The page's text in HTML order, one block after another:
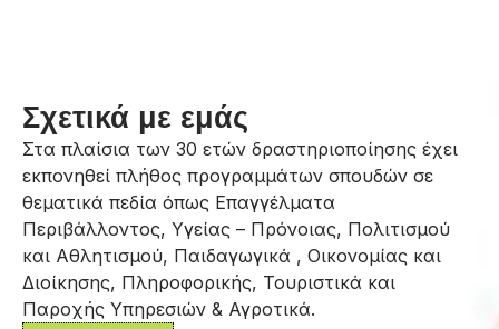
Σχετικά με εμάς
Στα πλαίσια των 30 ετών δραστηριοποίησης έχει
εκπονηθεί πλήθος προγραμμάτων σπουδών σε
θεματικά πεδία όπως Επαγγέλματα
Περιβάλλοντος, Υγείας – Πρόνοιας, Πολιτισμού
και Αθλητισμού, Παιδαγωγικά , Οικονομίας και
Διοίκησης, Πληροφορικής, Τουριστικά και
Παροχής Υπηρεσιών & Αγροτικά.